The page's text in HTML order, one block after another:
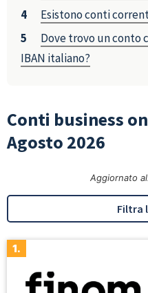
Esistono conti
Dove trovo un conto
IBAN italiano?
Conti business
Agosto 2026
Aggiornato
Filtra
1.